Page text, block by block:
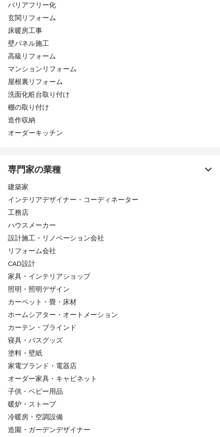
バリアフリー化
玄関リフォーム
床暖房工事
壁パネル施工
高級リフォーム
マンションリフォーム
屋根裏リフォーム
洗面化粧台取り付け
棚の取り付け
造作収納
オーダーキッチン
専門家の業種
建築家
インテリアデザイナー・コーディネーター
工務店
ハウスメーカー
設計施工・リノベーション会社
リフォーム会社
CAD設計
家具・インテリアショップ
照明・照明デザイン
カーペット・畳・床材
ホームシアター・オートメーション
カーテン・ブラインド
寝具・バスグッズ
塗料・壁紙
家電ブランド・電器店
オーダー家具・キャビネット
子供・ベビー用品
暖炉・ストーブ
冷暖房・空調設備
造園・ガーデンデザイナー